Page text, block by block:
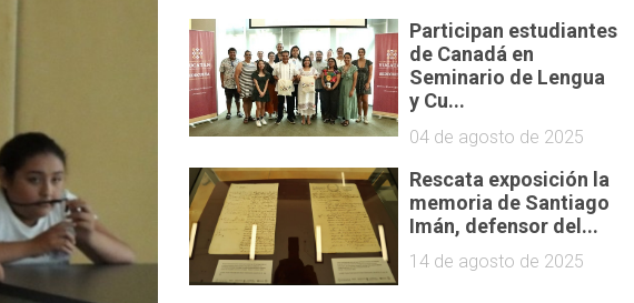
Participan estudiantes
de Canadá en
Seminario de Lengua
y Cu...
04 de agosto de 2025
Rescata exposición la
memoria de Santiago
Imán, defensor del...
14 de agosto de 2025